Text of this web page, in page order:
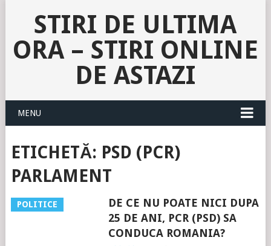
STIRI DE ULTIMA
ORA – STIRI ONLINE
DE ASTAZI
MENU
ETICHETĂ: PSD (PCR)
PARLAMENT
POLITICE
DE CE NU POATE NICI DUPA
25 DE ANI, PCR (PSD) SA
CONDUCA ROMANIA?